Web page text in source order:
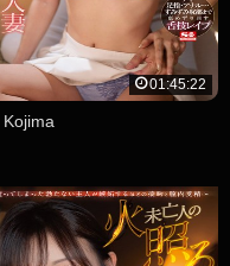
01:45:22